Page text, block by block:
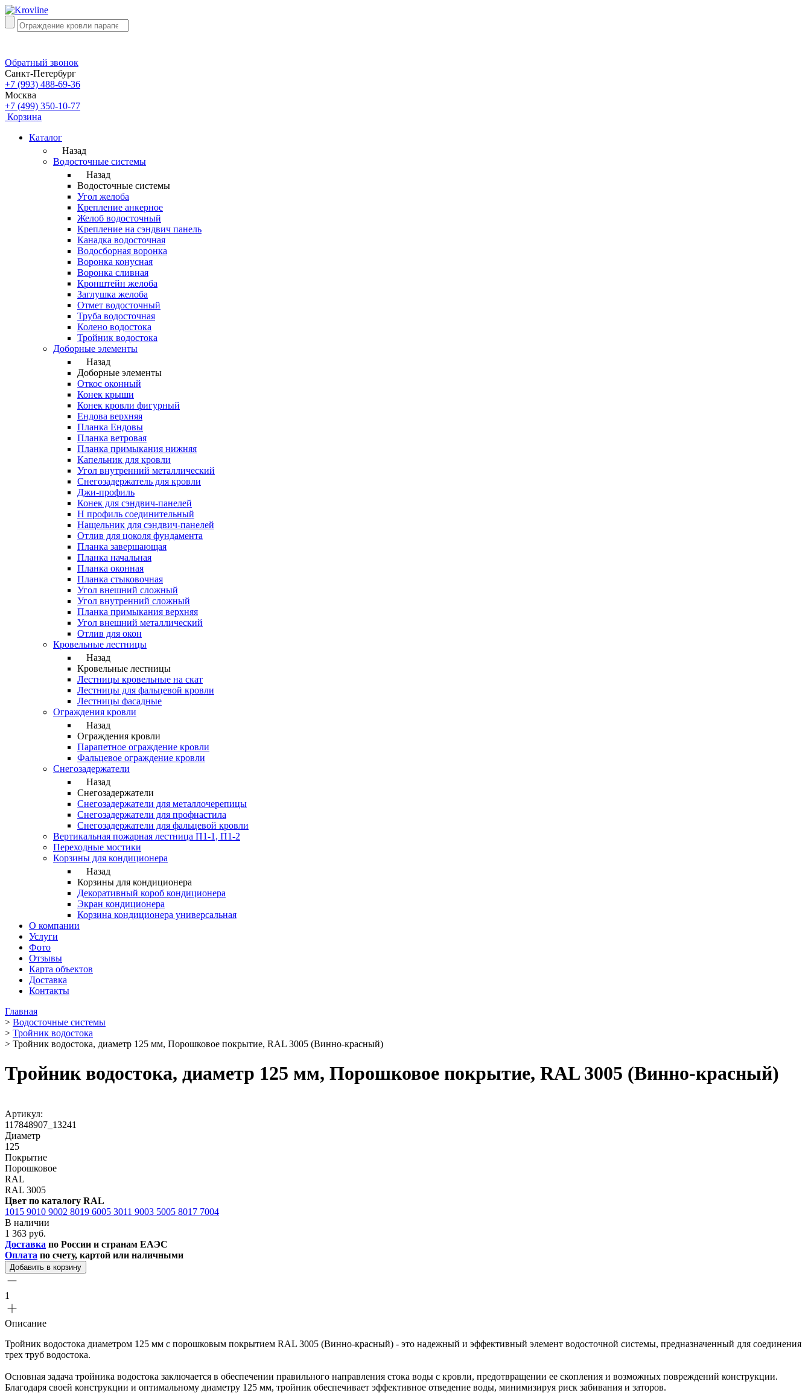
Обратный звонок
Санкт-Петербург
+7 (993) 488-69-36
Москва
+7 (499) 350-10-77
Корзина
Каталог
Назад
Водосточные системы
Назад
Водосточные системы
Угол желоба
Крепление анкерное
Желоб водосточный
Крепление на сэндвич панель
Канадка водосточная
Водосборная воронка
Воронка конусная
Воронка сливная
Кронштейн желоба
Заглушка желоба
Отмет водосточный
Труба водосточная
Колено водостока
Тройник водостока
Доборные элементы
Назад
Доборные элементы
Откос оконный
Конек крыши
Конек кровли фигурный
Ендова верхняя
Планка Ендовы
Планка ветровая
Планка примыкания нижняя
Капельник для кровли
Угол внутренний металлический
Снегозадержатель для кровли
Джи-профиль
Конек для сэндвич-панелей
Н профиль соединительный
Нащельник для сэндвич-панелей
Отлив для цоколя фундамента
Планка завершающая
Планка начальная
Планка оконная
Планка стыковочная
Угол внешний сложный
Угол внутренний сложный
Планка примыкания верхняя
Угол внешний металлический
Отлив для окон
Кровельные лестницы
Назад
Кровельные лестницы
Лестницы кровельные на скат
Лестницы для фальцевой кровли
Лестницы фасадные
Ограждения кровли
Назад
Ограждения кровли
Парапетное ограждение кровли
Фальцевое ограждение кровли
Снегозадержатели
Назад
Снегозадержатели
Снегозадержатели для металлочерепицы
Снегозадержатели для профнастила
Снегозадержатели для фальцевой кровли
Вертикальная пожарная лестница П1-1, П1-2
Переходные мостики
Корзины для кондиционера
Назад
Корзины для кондиционера
Декоративный короб кондиционера
Экран кондиционера
Корзина кондиционера универсальная
О компании
Услуги
Фото
Отзывы
Карта объектов
Доставка
Контакты
Главная
> Водосточные системы
> Тройник водостока
> Тройник водостока, диаметр 125 мм, Порошковое покрытие, RAL 3005 (Винно-красный)
Тройник водостока, диаметр 125 мм, Порошковое покрытие, RAL 3005 (Винно-красный)
Артикул:
117848907_13241
Диаметр
125
Покрытие
Порошковое
RAL
RAL 3005
Цвет по каталогу RAL
1015 9010 9002 8019 6005 3011 9003 5005 8017 7004
В наличии
1 363 руб.
Доставка по России и странам ЕАЭС
Оплата по счету, картой или наличными
Добавить в корзину
1
Описание
Тройник водостока диаметром 125 мм с порошковым покрытием RAL 3005 (Винно-красный) - это надежный и эффективный элемент водосточной системы, предназначенный для соединения
трех труб водостока.
Основная задача тройника водостока заключается в обеспечении правильного направления стока воды с кровли, предотвращении ее скопления и возможных повреждений конструкции.
Благодаря своей конструкции и оптимальному диаметру 125 мм, тройник обеспечивает эффективное отведение воды, минимизируя риск забивания и заторов.